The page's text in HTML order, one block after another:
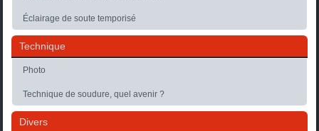
Éclairage de soute temporisé
Technique
Photo
Technique de soudure, quel avenir ?
Divers